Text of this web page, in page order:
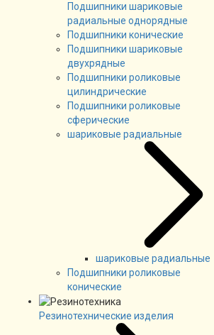
Подшипники шариковые
радиальные однорядные
Подшипники конические
Подшипники шариковые
двухрядные
Подшипники роликовые
цилиндрические
Подшипники роликовые
сферические
шариковые радиальные
шариковые радиальные
Подшипники роликовые
конические
Резинотехнические изделия